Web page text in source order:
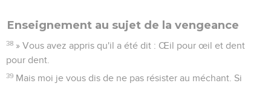
Enseignement au sujet de la vengeance
38 » Vous avez appris qu'il a été dit : Œil pour œil et dent
pour dent.
39 Mais moi je vous dis de ne pas résister au méchant. Si